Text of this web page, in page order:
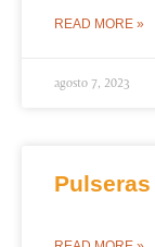
READ MORE »
agosto 7, 2023